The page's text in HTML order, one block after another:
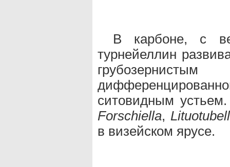
В карбоне, с
турнейеллин
ситовидным
Forschiella,
в визейском ярусе.